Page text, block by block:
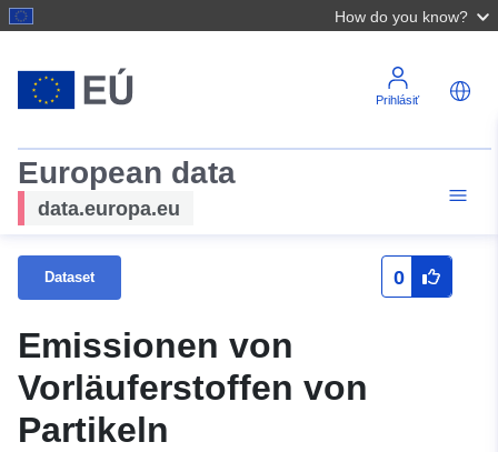
How do you know?
Prihlásiť
European data
data.europa.eu
Dataset 0
Emissionen von
Vorläuferstoffen von
Partikeln